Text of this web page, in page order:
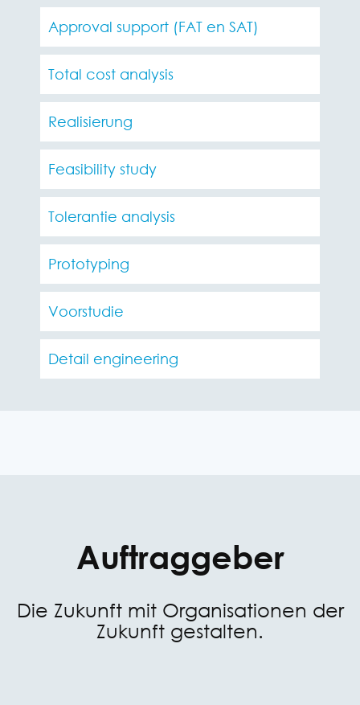
Approval support (FAT en SAT)
Total cost analysis
Realisierung
Feasibility study
Tolerantie analysis
Prototyping
Voorstudie
Detail engineering
Auftraggeber
Die Zukunft mit Organisationen der
Zukunft gestalten.